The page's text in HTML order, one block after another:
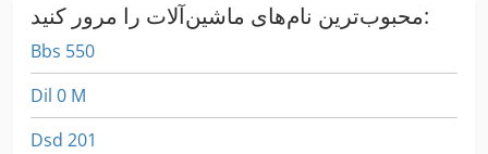
محبوب‌ترین نام‌های ماشین‌آلات را مرور کنید:
Bbs 550
Dil 0 M
Dsd 201